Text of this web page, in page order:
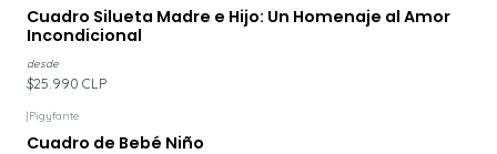
Cuadro Silueta Madre e Hijo: Un Homenaje al Amor
Incondicional
desde
$25.990 CLP
|Pigyfante
Cuadro de Bebé Niño